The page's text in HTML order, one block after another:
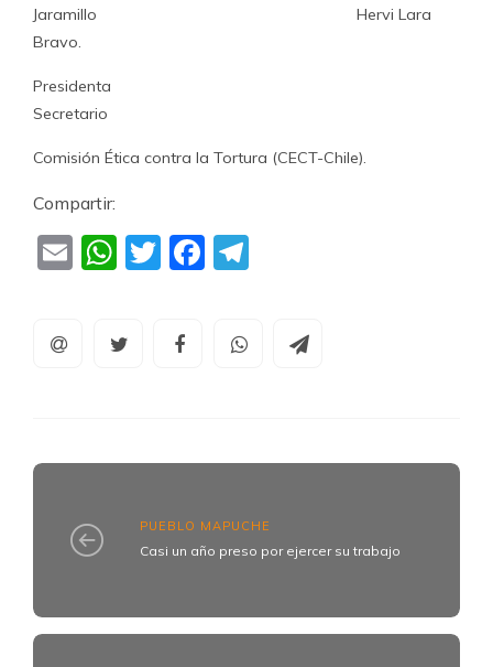
Jaramillo Hervi Lara
Bravo.
Presidenta
Secretario
Comisión Ética contra la Tortura (CECT-Chile).
Compartir:
EmailWhatsApp
TwitterFacebook
PUEBLO MAPUCHE
Casi un año preso por ejercer su trabajo